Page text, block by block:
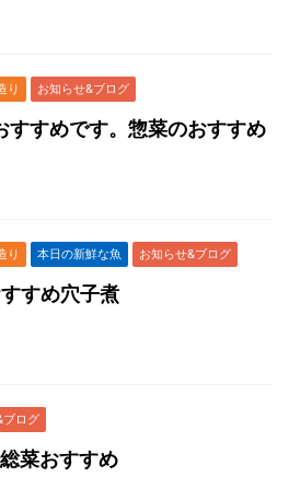
り お知らせ&ブログ
すすめです。惣菜のおすすめ
り 本日の新鮮な魚 お知らせ&ブログ
すめ穴子煮
ブログ
菜おすすめ